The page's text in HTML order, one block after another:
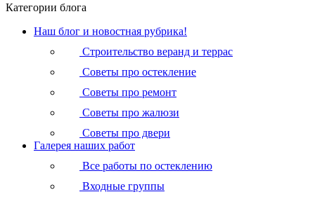
Категории блога
Наш блог и новостная рубрика!
Строительство веранд и террас
Советы про остекление
Советы про ремонт
Советы про жалюзи
Советы про двери
Галерея наших работ
Все работы по остеклению
Входные группы